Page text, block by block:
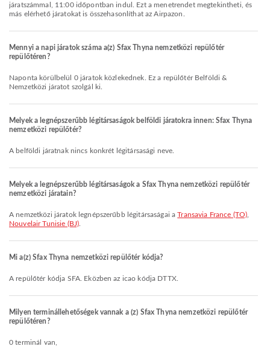
járatszámmal, 11:00 időpontban indul. Ezt a menetrendet megtekintheti, és
más elérhető járatokat is összehasonlíthat az Airpazon.
Mennyi a napi járatok száma a(z) Sfax Thyna nemzetközi repülőtér
repülőtéren?
Naponta körülbelül 0 járatok közlekednek. Ez a repülőtér Belföldi &
Nemzetközi járatot szolgál ki.
Melyek a legnépszerűbb légitársaságok belföldi járatokra innen: Sfax Thyna
nemzetközi repülőtér?
A belföldi járatnak nincs konkrét légitársasági neve.
Melyek a legnépszerűbb légitársaságok a Sfax Thyna nemzetközi repülőtér
nemzetközi járatain?
A nemzetközi járatok legnépszerűbb légitársaságai aTransavia France (TO)
Nouvelair Tunisie (BJ)
Mi a(z) Sfax Thyna nemzetközi repülőtér kódja?
A repülőtér kódja SFA. Eközben az icao kódja DTTX.
Milyen terminállehetőségek vannak a (z) Sfax Thyna nemzetközi repülőtér
repülőtéren?
0 terminál van,